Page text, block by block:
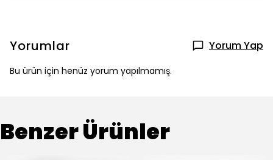
Yorumlar Yorum Yap
Bu ürün için henüz yorum yapılmamış.
Benzer Ürünler